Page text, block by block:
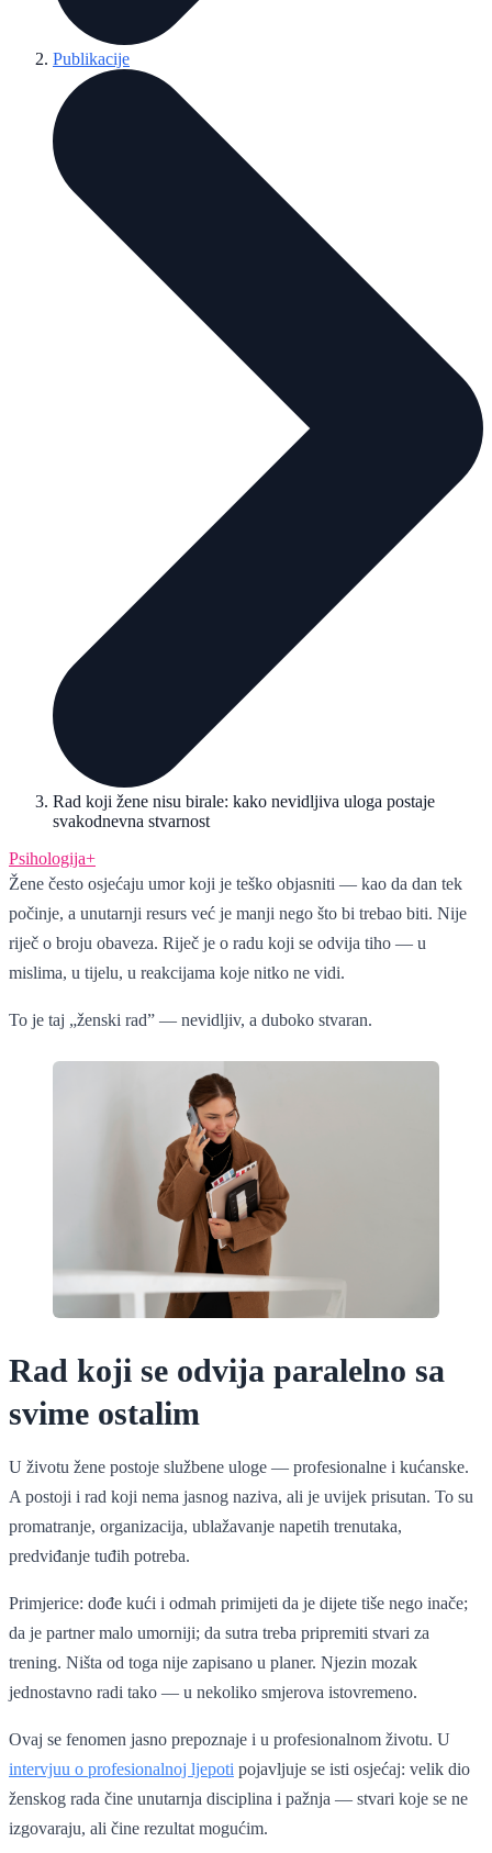
Publikacije
Rad koji žene nisu birale: kako nevidljiva uloga postaje
svakodnevna stvarnost
Psihologija+
Žene često osjećaju umor koji je teško objasniti — kao da dan tek
počinje, a unutarnji resurs već je manji nego što bi trebao biti. Nije
riječ o broju obaveza. Riječ je o radu koji se odvija tiho — u
mislima, u tijelu, u reakcijama koje nitko ne vidi.
To je taj „ženski rad” — nevidljiv, a duboko stvaran.
Rad koji se odvija paralelno sa
svime ostalim
U životu žene postoje službene uloge — profesionalne i kućanske.
A postoji i rad koji nema jasnog naziva, ali je uvijek prisutan. To su
promatranje, organizacija, ublažavanje napetih trenutaka,
predviđanje tuđih potreba.
Primjerice: dođe kući i odmah primijeti da je dijete tiše nego inače;
da je partner malo umorniji; da sutra treba pripremiti stvari za
trening. Ništa od toga nije zapisano u planer. Njezin mozak
jednostavno radi tako — u nekoliko smjerova istovremeno.
Ovaj se fenomen jasno prepoznaje i u profesionalnom životu. U
intervjuu o profesionalnoj ljepoti pojavljuje se isti osjećaj: velik dio
ženskog rada čine unutarnja disciplina i pažnja — stvari koje se ne
izgovaraju, ali čine rezultat mogućim.